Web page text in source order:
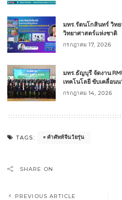
มทร.รัตนโกสินทร์ วิทย
วิทยาศาสตร์แห่งชาติ
กรกฎาคม 17, 2026
มทร.ธัญบุรี จัดงาน
เทคโนโลยี ขับเคลื่อน
กรกฎาคม 14, 2026
TAGS: คำศัพท์จีนวัยรุ่น
SHARE ON
PREVIOUS ARTICLE